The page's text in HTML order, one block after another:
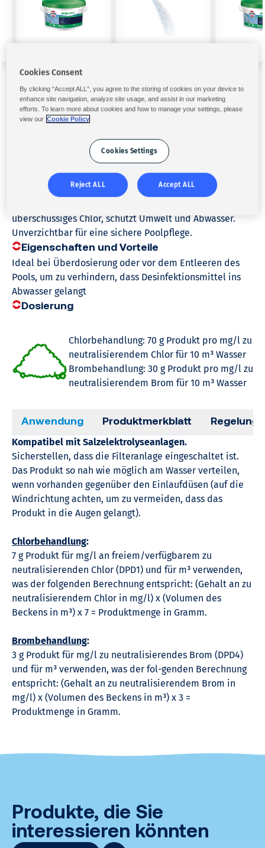
Pool Wassergleichgewicht
NEUTRALISATOR
2.5 kg
HTH Neutralisator– Ideal bei Chlor-Überdosierung oder
überschüssiges Chlor, schützt Umwelt und Abwasser.
Unverzichtbar für eine sichere Poolpflege.
Eigenschaften und Vorteile
Ideal bei Überdosierung oder vor dem Entleeren des
Pools, um zu verhindern, dass Desinfektionsmittel ins
Abwasser gelangt
Dosierung
Chlorbehandlung: 70 g Produkt pro mg/l zu
neutralisierendem Chlor für 10 m³ Wasser
Brombehandlung: 30 g Produkt pro mg/l zu
neutralisierendem Brom für 10 m³ Wasser
Anwendung Produktmerkblatt
Kompatibel mit Salzelektrolyseanlagen.
Sicherstellen, dass die Filteranlage eingeschaltet ist.
Das Produkt so nah wie möglich am Wasser verteilen,
wenn vorhanden gegenüber den Einlaufdüsen (auf die
Windrichtung achten, um zu vermeiden, dass das
Produkt in die Augen gelangt).
Chlorbehandlung:
7 g Produkt für mg/l an freiem/verfügbarem zu
neutralisierenden Chlor (DPD1) und für m³ verwenden,
was der folgenden Berechnung entspricht: (Gehalt an zu
neutralisierendem Chlor in mg/l) x (Volumen des
Beckens in m³) x 7 = Produktmenge in Gramm.
Brombehandlung:
3 g Produkt für mg/l zu neutralisierendes Brom (DPD4)
und für m³ verwenden, was der fol-genden Berechnung
entspricht: (Gehalt an zu neutralisierendem Brom in
mg/l) x (Volumen des Beckens in m³) x 3 =
Produktmenge in Gramm.
Produkte, die Sie
interessieren könnten
Cookies Consent
By clicking “Accept ALL”, you agree to the storing of cookies on your device to
enhance site navigation, analyze site usage, and assist in our marketing
efforts. To learn more about cookies and how to manage your settings, please
view our Cookie Policy
Cookies Settings
Reject ALL Accept ALL